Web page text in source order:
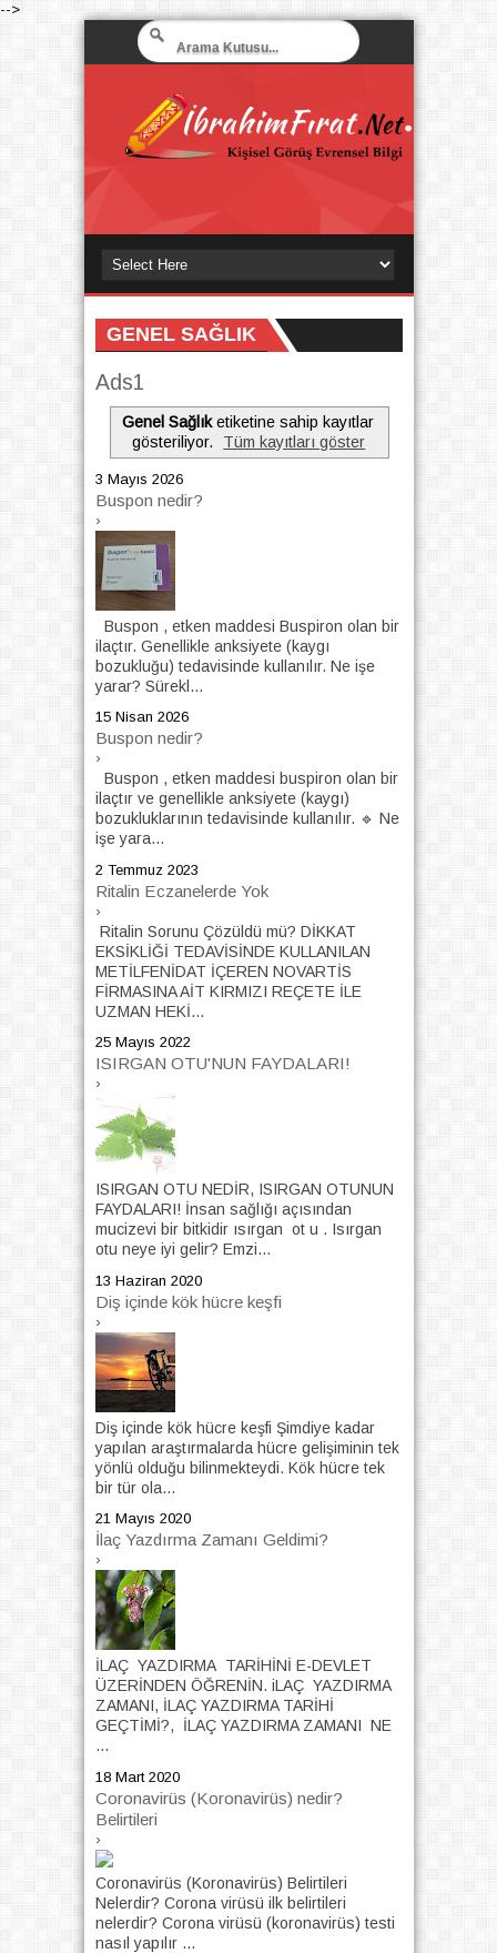
-->
GENEL SAĞLIK
Ads1
Genel Sağlıketiketine sahip kayıtlar
gösteriliyor.
Tüm kayıtları göster
3 Mayıs 2026
Buspon nedir?
›
Buspon , etken maddesi Buspiron olan bir
ilaçtır. Genellikle anksiyete (kaygı
bozukluğu) tedavisinde kullanılır. Ne işe
yarar? Sürekl...
15 Nisan 2026
Buspon nedir?
›
Buspon , etken maddesi buspiron olan bir
ilaçtır ve genellikle anksiyete (kaygı)
bozukluklarının tedavisinde kullanılır. 🔹 Ne
işe yara...
2 Temmuz 2023
Ritalin Eczanelerde Yok
›
Ritalin Sorunu Çözüldü mü? DİKKAT
EKSİKLİĞİ TEDAVİSİNDE KULLANILAN
METİLFENİDAT İÇEREN NOVARTİS
FİRMASINA AİT KIRMIZI REÇETE İLE
UZMAN HEKİ...
25 Mayıs 2022
ISIRGAN OTU'NUN FAYDALARI!
›
ISIRGAN OTU NEDİR, ISIRGAN OTUNUN
FAYDALARI! İnsan sağlığı açısından
mucizevi bir bitkidir ısırgan ot u . Isırgan
otu neye iyi gelir? Emzi...
13 Haziran 2020
Diş içinde kök hücre keşfi
›
Diş içinde kök hücre keşfi Şimdiye kadar
yapılan araştırmalarda hücre gelişiminin tek
yönlü olduğu bilinmekteydi. Kök hücre tek
bir tür ola...
21 Mayıs 2020
İlaç Yazdırma Zamanı Geldimi?
›
İLAÇ YAZDIRMA TARİHİNİ E-DEVLET
ÜZERİNDEN ÖĞRENİN. iLAÇ YAZDIRMA
ZAMANI, İLAÇ YAZDIRMA TARİHİ
GEÇTİMİ?, İLAÇ YAZDIRMA ZAMANI NE
...
18 Mart 2020
Coronavirüs (Koronavirüs) nedir?
Belirtileri
›
Coronavirüs (Koronavirüs) Belirtileri
Nelerdir? Corona virüsü ilk belirtileri
nelerdir? Corona virüsü (koronavirüs) testi
nasıl yapılır ...